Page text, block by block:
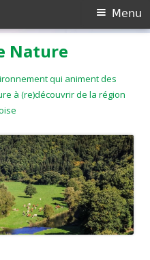
Nature
qui animent des
à (re)découvrir de la région
Menu